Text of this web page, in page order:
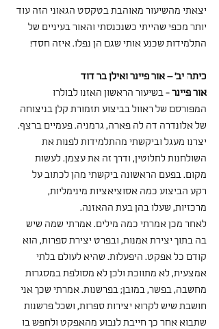
יצאתי מהשיעור מאוהבת בטקסט הגאוני הזה עוד
יותר מכפי שהייתי כשנכנסתי והאור בעיניים של
התלמידות שכנע אותי שגם הן נפלו. איזה חסד!
כיתה יב' – אור פיינר ואילן בר דוד
אור פיינר - בשיעור הראשון האזנו לבולרו
המפורסם של ראוול בביצוע תזמורת קלן בניצוחה
של אלונדרה דה לה פארה, גרמניה. פעמיים ברצף.
יצרנו מעגל וביקשתי מהתלמידות לפנות את
השולחנות לחלוטין, ודרך זה את עצמן. לעשות
מקום. בפעם הראשונה ביקשתי מהן לכתוב על
רקע הביצוע כמה אסוציאציות מינימליות,
מרכזיות, שעלו בהן בעת ההאזנה.
לאחר מכן אמרתי כמה מילים. אמרתי שמה שיש
בה בתוך יצירת אמנות, ובפרט יצירת ספרות, הוא
קודם כל אפקט. היפעלות. שהיא לעולם בלתי
אמצעית, לא מתווכת ולכן לא מסולפת במסגרות
מחשבה, בפשר, במובן; בפרשנות. אמרתי שכך אני
חושבת שיש לקרוא יצירות ספרות, ושכל פרשנות
שתבוא אחר כך חייבת לנבוע מהאפקט ולחפש בו